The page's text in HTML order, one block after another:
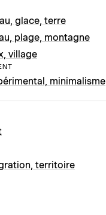
glace, terre
plage, montagne
village
minimalisme
territoire